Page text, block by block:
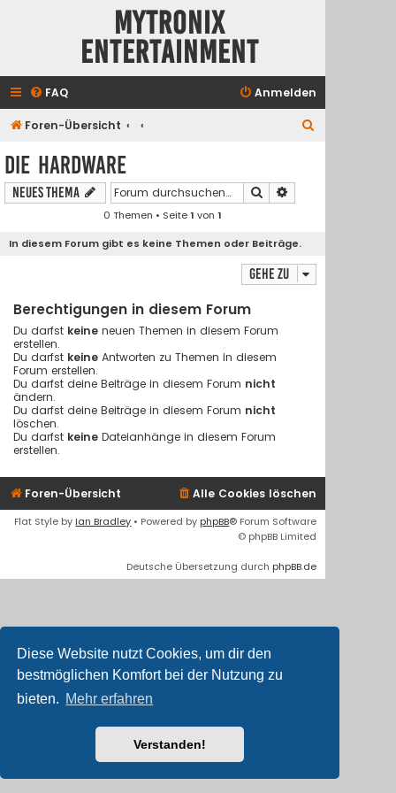
Diese Website nutzt Cookies, um dir den
bestmöglichen Komfort bei der Nutzung zu
bieten. Mehr erfahren
Verstanden!
Mytronix
Entertainment
FAQ Anmelden
Foren-Übersicht
Die Hardware
Neues Thema Suche
0 Themen • Seite1 von1
In diesem Forum gibt es keine Themen oder Beiträge.
Gehe zu
Berechtigungen in diesem Forum
Du darfst keine neuen Themen in diesem Forum
erstellen.
Du darfst keine Antworten zu Themen in diesem
Forum erstellen.
Du darfst deine Beiträge in diesem Forum nicht
ändern.
Du darfst deine Beiträge in diesem Forum nicht
löschen.
Du darfst keine Dateianhänge in diesem Forum
erstellen.
Foren-Übersicht Alle Cookies löschen
Flat Style by Ian Bradley • Powered by phpBB® Forum Software
© phpBB Limited
Deutsche Übersetzung durch phpBB.de